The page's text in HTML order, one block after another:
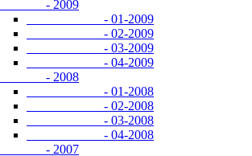
- 2009
- 01-2009
- 02-2009
- 03-2009
- 04-2009
- 2008
- 01-2008
- 02-2008
- 03-2008
- 04-2008
- 2007